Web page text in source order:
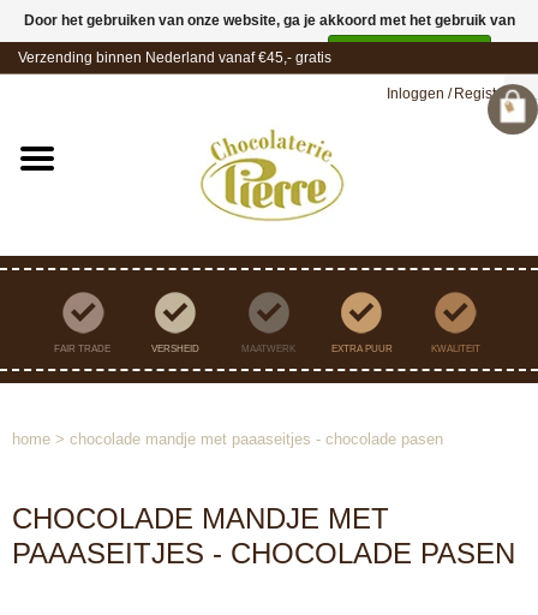
Verzending binnen Nederland vanaf €45,- gratis
Inloggen / Registreren
FAIR TRADE VERSHEID MAATWERK EXTRA PUUR KWALITEIT
home > chocolade mandje met paaaseitjes - chocolade pasen
CHOCOLADE MANDJE MET
PAAASEITJES - CHOCOLADE PASEN
Door het gebruiken van onze website, ga je akkoord met het gebruik van
cookies om onze website te verbeteren.
Meer over cookies »